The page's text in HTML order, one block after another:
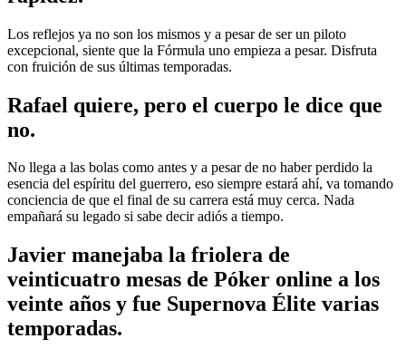
Los reflejos ya no son los mismos y a pesar de ser un piloto
excepcional, siente que la Fórmula uno empieza a pesar. Disfruta
con fruición de sus últimas temporadas.
Rafael quiere, pero el cuerpo le dice que
no.
No llega a las bolas como antes y a pesar de no haber perdido la
esencia del espíritu del guerrero, eso siempre estará ahí, va tomando
conciencia de que el final de su carrera está muy cerca. Nada
empañará su legado si sabe decir adiós a tiempo.
Javier manejaba la friolera de
veinticuatro mesas de Póker online a los
veinte años y fue Supernova Élite varias
temporadas.